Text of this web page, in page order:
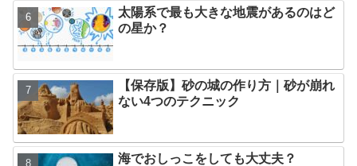
太陽系で最も大きな地震があるのはど
の星か？
【保存版】砂の城の作り方｜砂が崩れ
ない4つのテクニック
海でおしっこをしても大丈夫？